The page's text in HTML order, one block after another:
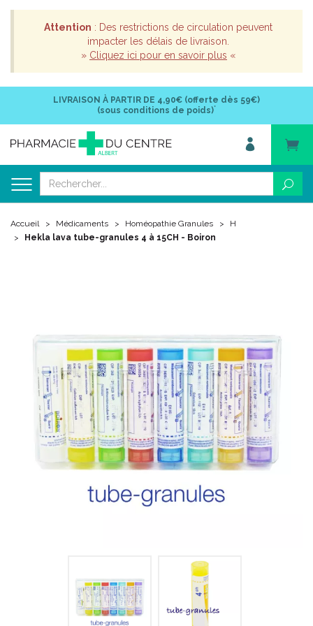
Attention : Des restrictions de circulation peuvent
impacter les délais de livraison.
» Cliquez ici pour en savoir plus «
LIVRAISON À PARTIR DE 4,90€ (offerte dès 59€)
(sous conditions de poids)*
Accueil Médicaments Homéopathie Granules
H
Hekla lava tube-granules 4 à 15CH - Boiron